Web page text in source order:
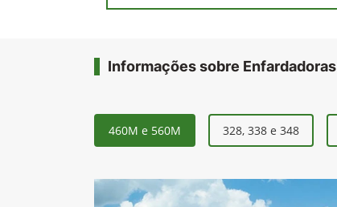
Informações sobre Enfardadoras
460M e 560M 328, 338 e 348